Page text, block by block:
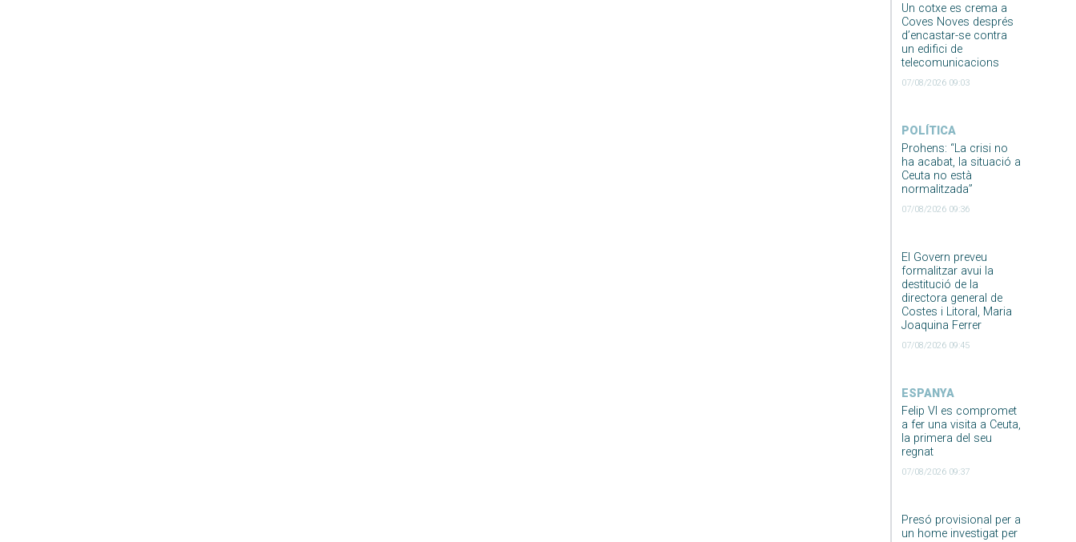
Un cotxe es crema a
Coves Noves després
d’encastar-se contra
un edifici de
telecomunicacions
07/08/2026 09:03
POLÍTICA
Prohens: “La crisi no
ha acabat, la situació a
Ceuta no està
normalitzada”
07/08/2026 09:36
El Govern preveu
formalitzar avui la
destitució de la
directora general de
Costes i Litoral, Maria
Joaquina Ferrer
07/08/2026 09:45
ESPANYA
Felip VI es compromet
a fer una visita a Ceuta,
la primera del seu
regnat
07/08/2026 09:37
Presó provisional per a
un home investigat per